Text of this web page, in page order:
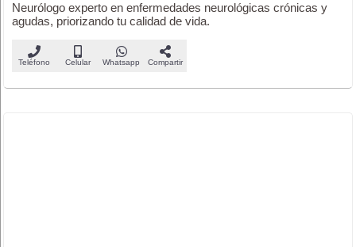
Neurólogo experto en enfermedades neurológicas crónicas y
agudas, priorizando tu calidad de vida.
Teléfono Celular Whatsapp Compartir